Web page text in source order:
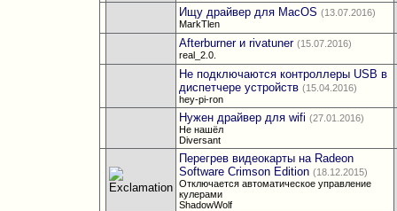
Ищу драйвер для MacOS (13.07.2016)
MarkTlen
Afterburner и rivatuner (15.07.2016)
real_2.0.
Не подключаются контроллеры USB в
диспетчере устройств (15.04.2016)
hey-pi-ron
Нужен драйвер для wifi (27.01.2016)
Не нашёл
Diversant
Перегрев видеокарты на Radeon
Software Crimson Edition (18.12.2015)
Отключается автоматическое управление
кулерами
ShadowWolf